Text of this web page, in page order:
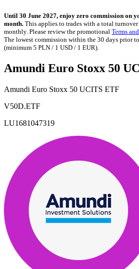
Until 30 June 2027, enjoy zero commission on
month. This applies to trades with a total
monthly. Please review the promotional Terms
The lowest commission within the 30 days prior
(minimum 5 PLN / 1 USD / 1 EUR).
Amundi Euro Stoxx 50
Amundi Euro Stoxx 50 UCITS ETF
V50D.ETF
LU1681047319